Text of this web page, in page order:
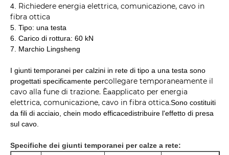
4. Richiedere energia elettrica, comunicazione, cavo in
fibra ottica
5. Tipo: una testa
6. Carico di rottura: 60 kN
7. Marchio Lingsheng
I giunti temporanei per calzini in rete di tipo a una testa sono
progettati specificamente percollegare temporaneamente il
cavo alla fune di trazione. Èaapplicato per energia
elettrica, comunicazione, cavo in fibra ottica.Sono costituiti
da fili di acciaio, chein modo efficacedistribuire l'effetto di presa
sul cavo.
Specifiche dei giunti temporanei per calze a rete: